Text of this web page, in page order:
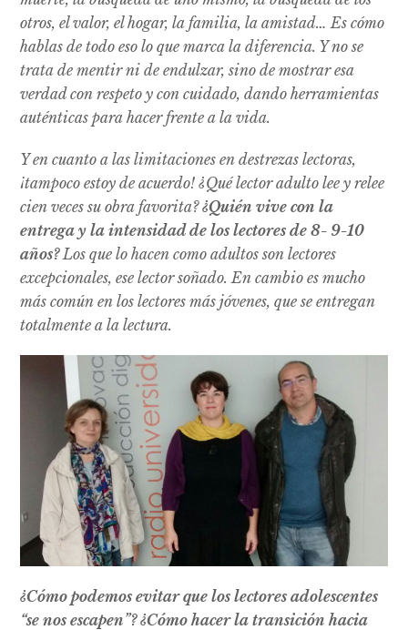
otros, el valor, el hogar, la familia, la amistad… Es cómo
hablas de todo eso lo que marca la diferencia. Y no se
trata de mentir ni de endulzar, sino de mostrar esa
verdad con respeto y con cuidado, dando herramientas
auténticas para hacer frente a la vida.
Y en cuanto a las limitaciones en destrezas lectoras,
¡tampoco estoy de acuerdo! ¿Qué lector adulto lee y relee
cien veces su obra favorita?¿Quién vive con la
entrega y la intensidad de los lectores de 8- 9-10
años?Los que lo hacen como adultos son lectores
excepcionales, ese lector soñado. En cambio es mucho
más común en los lectores más jóvenes, que se entregan
totalmente a la lectura.
¿Cómo podemos evitar que los lectores adolescentes
“se nos escapen”? ¿Cómo hacer la transición hacia